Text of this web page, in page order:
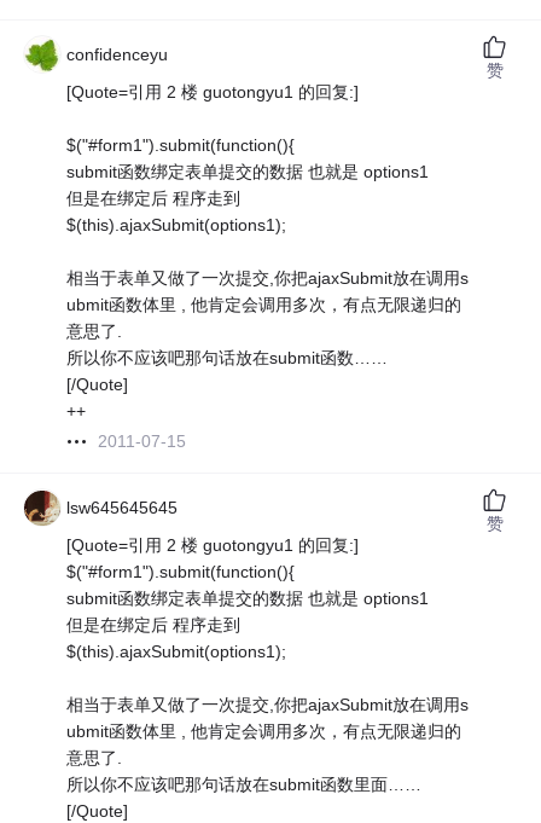
confidenceyu
[Quote=引用 2 楼 guotongyu1 的回复:]
$("#form1").submit(function(){
submit函数绑定表单提交的数据 也就是 options1
但是在绑定后 程序走到
$(this).ajaxSubmit(options1);
相当于表单又做了一次提交,你把ajaxSubmit放在调用s
ubmit函数体里 , 他肯定会调用多次，有点无限递归的
意思了.
所以你不应该吧那句话放在submit函数……
[/Quote]
++
2011-07-15
赞
lsw645645645
[Quote=引用 2 楼 guotongyu1 的回复:]
$("#form1").submit(function(){
submit函数绑定表单提交的数据 也就是 options1
但是在绑定后 程序走到
$(this).ajaxSubmit(options1);
相当于表单又做了一次提交,你把ajaxSubmit放在调用s
ubmit函数体里 , 他肯定会调用多次，有点无限递归的
意思了.
所以你不应该吧那句话放在submit函数里面……
[/Quote]
赞